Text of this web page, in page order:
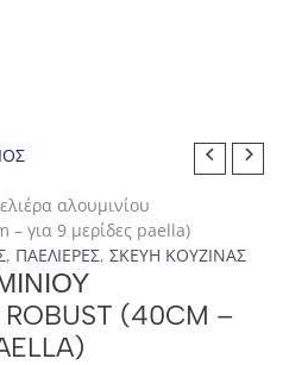
αλουμινίου
– για 9 μερίδες paella)
, ΠΑΕΛΙΕΡΕΣ,ΣΚΕΥΗ ΚΟΥΖΙΝΑΣ
(40CM –